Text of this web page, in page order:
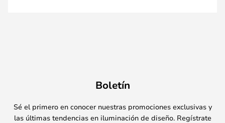
Boletín
Sé el primero en conocer nuestras promociones exclusivas y
las últimas tendencias en iluminación de diseño. Regístrate